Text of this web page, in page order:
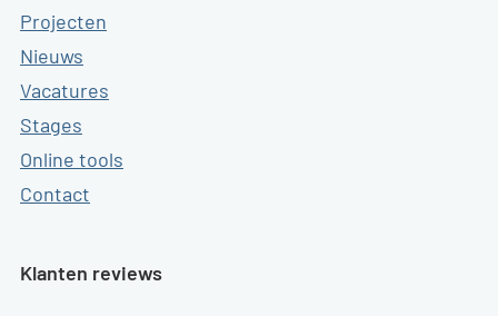
Projecten
Nieuws
Vacatures
Stages
Online tools
Contact
Klanten reviews